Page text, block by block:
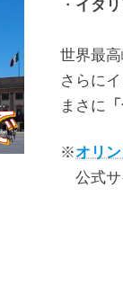
・ イタ
世界最高
さらに
まさに
※オリ
公式サ